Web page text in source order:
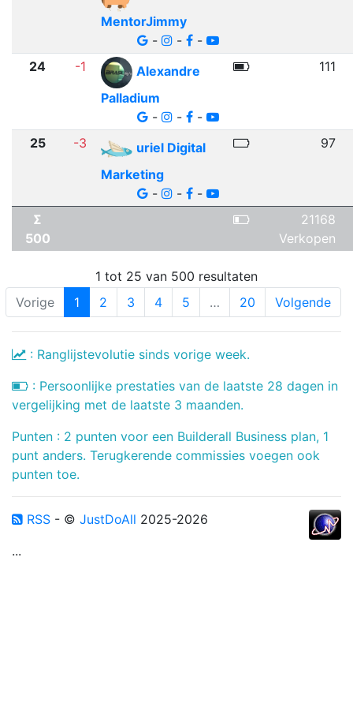
MentorJimmy
-
- -
24 -1
Alexandre
Palladium
-
- -
111
25 -3
uriel Digital
Marketing
-
- -
97
Σ
500
21168
Verkopen
1 tot 25 van 500 resultaten
Vorige
1 2 3 4 5 … 20 Volgende
: Ranglijstevolutie sinds vorige week.
: Persoonlijke prestaties van de laatste 28 dagen in
vergelijking met de laatste 3 maanden.
Punten : 2 punten voor een Builderall Business plan, 1
punt anders. Terugkerende commissies voegen ook
punten toe.
RSS - © JustDoAll 2025-2026
...